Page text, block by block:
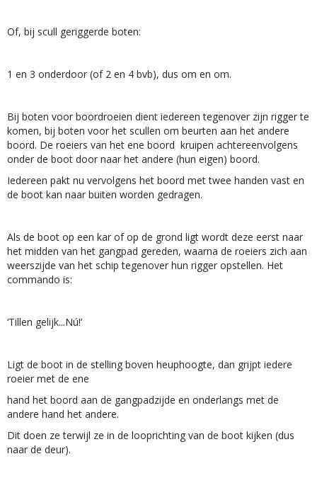
Of, bij scull geriggerde boten:
1 en 3 onderdoor (of 2 en 4 bvb), dus om en om.
Bij boten voor boordroeien dient iedereen tegenover zijn rigger te
komen, bij boten voor het scullen om beurten aan het andere
boord. De roeiers van het ene boord kruipen achtereenvolgens
onder de boot door naar het andere (hun eigen) boord.
Iedereen pakt nu vervolgens het boord met twee handen vast en
de boot kan naar buiten worden gedragen.
Als de boot op een kar of op de grond ligt wordt deze eerst naar
het midden van het gangpad gereden, waarna de roeiers zich aan
weerszijde van het schip tegenover hun rigger opstellen. Het
commando is:
‘Tillen gelijk...Nú!’
Ligt de boot in de stelling boven heuphoogte, dan grijpt iedere
roeier met de ene
hand het boord aan de gangpadzijde en onderlangs met de
andere hand het andere.
Dit doen ze terwijl ze in de looprichting van de boot kijken (dus
naar de deur).